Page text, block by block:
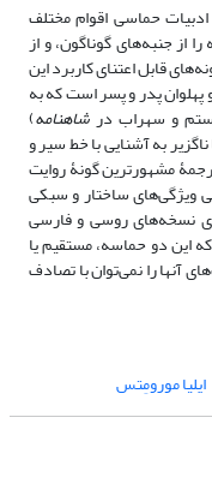
حماسی اقوام مختلف
از جنبه‌های گوناگون، و از
قابل اعتنای کاربرد این
پدر و پسر است که به
و سهراب درشاهنامه)
به آشنایی با خط سیر و
مشهورترین گونۀ روایت
ویژگی‌های ساختار و سبکی
نسخه‌های روسی و فارسی
این دو حماسه، مستقیم یا
آنها را نمی‌توان با تصادف
ایلیا مورومِتس